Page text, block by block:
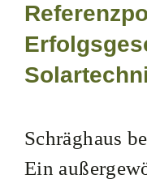
Schräghaus
Ein